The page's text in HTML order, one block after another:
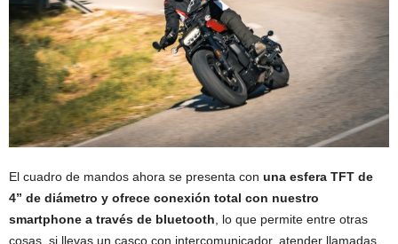
El cuadro de mandos ahora se presenta con una esfera TFT de
4” de diámetro y ofrece conexión total con nuestro
smartphone a través de bluetooth , lo que permite entre otras
cosas, si llevas un casco con intercomunicador, atender llamadas,